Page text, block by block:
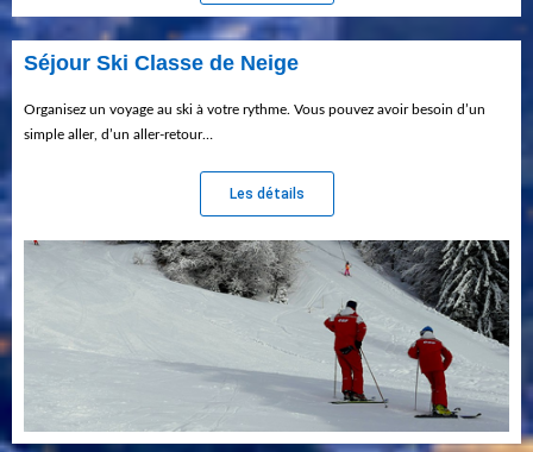
Séjour Ski Classe de Neige
Organisez un voyage au ski à votre rythme. Vous pouvez avoir besoin d’un
simple aller, d’un aller-retour…
Les détails